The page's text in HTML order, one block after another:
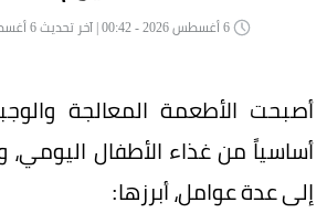
أصبحت الأطعمة المعالجة
أساسياً من غذاء الأطفال اليومي،
إلى عدة عوامل، أبرزها: